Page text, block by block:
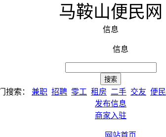
马鞍山便民网
信息
信息
搜索： 兼职 招聘 零工 租房 二手 交友 便民
发布信息
商家入驻
网站首页